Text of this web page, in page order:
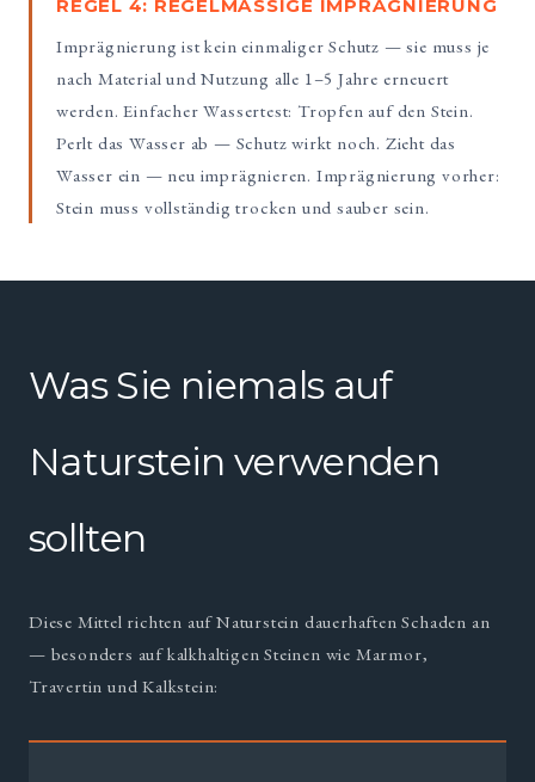
REGEL 4: REGELMÄSSIGE IMPRÄGNIERUNG
Imprägnierung ist kein einmaliger Schutz — sie muss je
nach Material und Nutzung alle 1–5 Jahre erneuert
werden. Einfacher Wassertest: Tropfen auf den Stein.
Perlt das Wasser ab — Schutz wirkt noch. Zieht das
Wasser ein — neu imprägnieren. Imprägnierung vorher:
Stein muss vollständig trocken und sauber sein.
Was Sie niemals auf
Naturstein verwenden
sollten
Diese Mittel richten auf Naturstein dauerhaften Schaden an
— besonders auf kalkhaltigen Steinen wie Marmor,
Travertin und Kalkstein: